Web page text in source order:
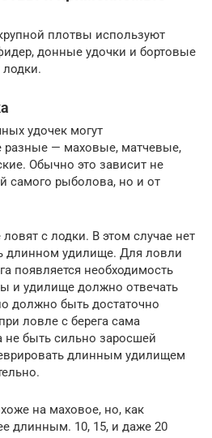
плотвы используют
донные удочки и бортовые
лодки.
удочек могут
разные — маховые, матчевые,
Обычно это зависит не
самого рыболова, но и от
с лодки. В этом случае нет
длинном удилище. Для ловли
появляется необходимость
и удилище должно отвечать
должно быть достаточно
ловле с берега сама
не быть сильно заросшей
длинным удилищем
на маховое, но, как
длинным. 10, 15, и даже 20